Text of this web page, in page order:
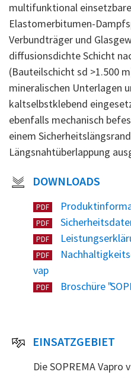
multifunktional
Elastomerbitumen-
Verbundträger und
diffusionsdichte Schicht
(Bauteilschicht sd >1.500
mineralischen Unterlagen
kaltselbstklebend
ebenfalls mechanisch
einem
Längsnahtüberlappung
DOWNLOADS
PDF
PDF
PDF
PDF
vap
PDF Broschüre
EINSATZGEBIET
Die SOPREMA Vapro